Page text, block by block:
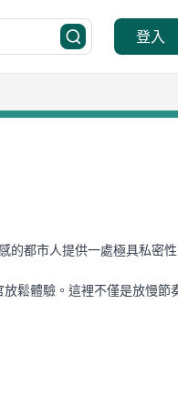
登入
都市人提供一處極具私密性
鬆體驗。這裡不僅是放慢節